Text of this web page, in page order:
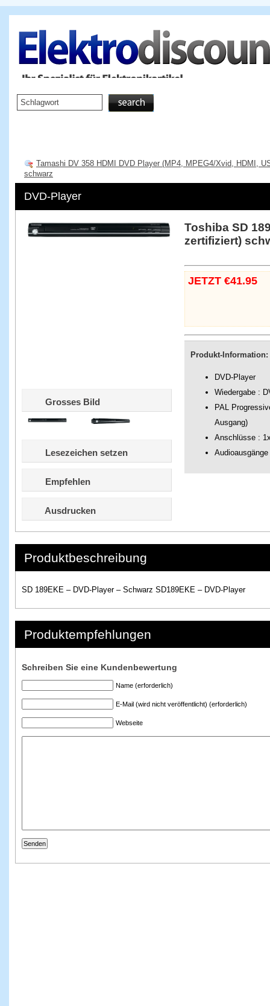
Tamashi DV 358 HDMI DVD Player (MP4, MPEG4/Xvid, HDMI,
schwarz
DVD-Player
Grosses Bild
Lesezeichen setzen
Empfehlen
Ausdrucken
Toshiba SD
zertifiziert)
JETZT €41.95
Produkt-Information:
DVD-Player
Wiedergabe :
PAL
Ausgang)
Anschlüsse :
Produktbeschreibung
SD 189EKE – DVD-Player – Schwarz SD189EKE – DVD-Player
Produktempfehlungen
Schreiben Sie eine Kundenbewertung
Name (erforderlich)
E-Mail (wird nicht veröffentlicht) (erforderlich)
Webseite